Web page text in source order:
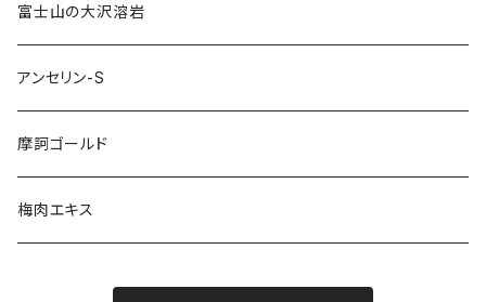
富士山の大沢溶岩
アンセリン-S
摩訶ゴールド
梅肉エキス